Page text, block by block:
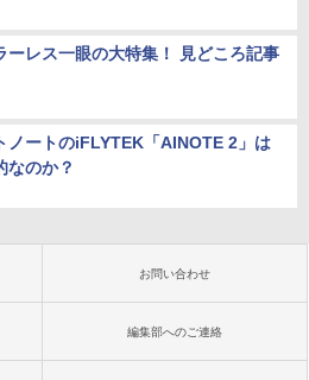
ーレス一眼の大特集！ 見どころ記事
ノートのiFLYTEK「AINOTE 2」は
なのか？
お問い合わせ
編集部へのご連絡